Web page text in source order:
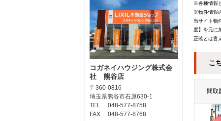
※各種情報
※物件情報
当サイト物
度】を元に
正確とは言
こ
間取
コガネイハウジング株式会
社 熊谷店
〒360-0816
埼玉県熊谷市石原630-1
TEL 048-577-8758
FAX 048-577-8768